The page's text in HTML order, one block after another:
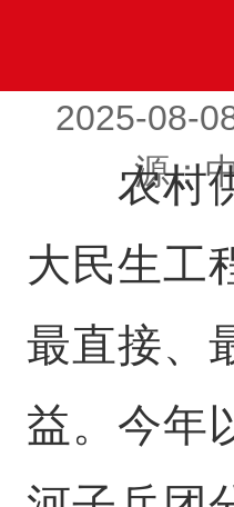
2025-08-
源：
农村供
大民生工
最直接、
益。今年